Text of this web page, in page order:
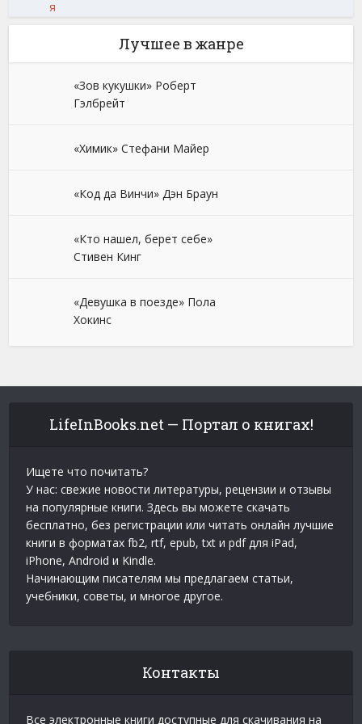
я
Лучшее в жанре
«Зов кукушки» Роберт
Гэлбрейт
«Химик» Стефани Майер
«Код да Винчи» Дэн Браун
«Кто нашел, берет себе»
Стивен Кинг
«Девушка в поезде» Пола
Хокинс
LifeInBooks.net — Портал о книгах!
Ищете что почитать?
У нас: свежие новости литературы, рецензии и отзывы
на популярные книги. Здесь вы можете скачать
бесплатно, без регистрации или читать онлайн лучшие
книги в форматах fb2, rtf, epub, txt и pdf для iPad,
iPhone, Android и Kindle.
Начинающим писателям мы предлагаем статьи,
учебники, советы, и многое другое.
Контакты
Все электронные книги доступные для скачивания на